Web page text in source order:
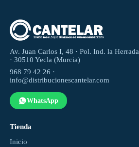
Av. Juan Carlos I, 48 · Pol. Ind. la Herrada
· 30510 Yecla (Murcia)
968 79 42 26 ·
info@distribucionescantelar.com
WhatsApp
Tienda
Inicio